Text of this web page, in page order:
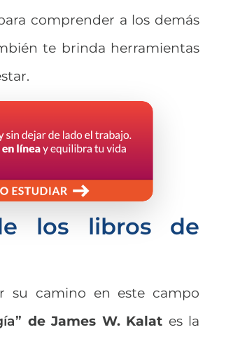
comprender a los demás
te brinda herramientas
los libros de
su camino en este campo
de James W. Kalat es la